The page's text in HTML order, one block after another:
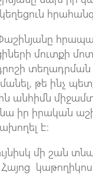
մուտքի
տեղադրման
թե ինչ
անհիմն
իր իրական
է։
մի շան